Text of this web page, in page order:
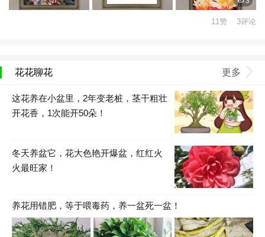
11赞 3评论
花花聊花 更多
这花养在小盆里，2年变老桩，茎干粗壮
开花香，1次能开50朵！
冬天养盆它，花大色艳开爆盆，红红火
火最旺家！
养花用错肥，等于喂毒药，养一盆死一盆！